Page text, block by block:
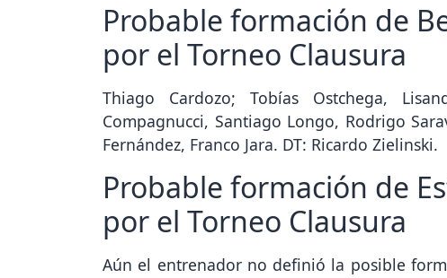
Probable formación de
por el Torneo Clausura
Thiago Cardozo; Tobías Ostchega,
Compagnucci, Santiago Longo, Rodrigo
Fernández, Franco Jara. DT: Ricardo Zielinski.
Probable formación de
por el Torneo Clausura
Aún el entrenador no definió la posible